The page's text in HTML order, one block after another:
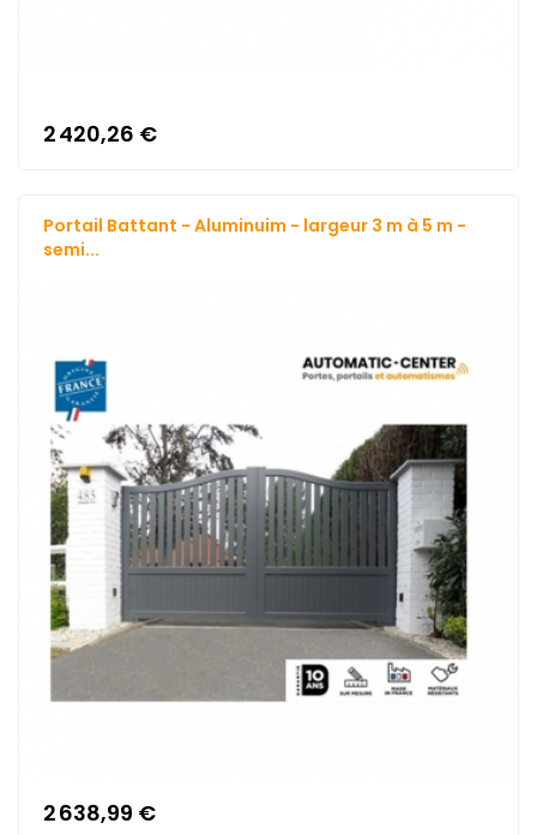
2 420,26 €
Portail Battant - Aluminuim - largeur 3 m à 5 m -
semi...
2 638,99 €